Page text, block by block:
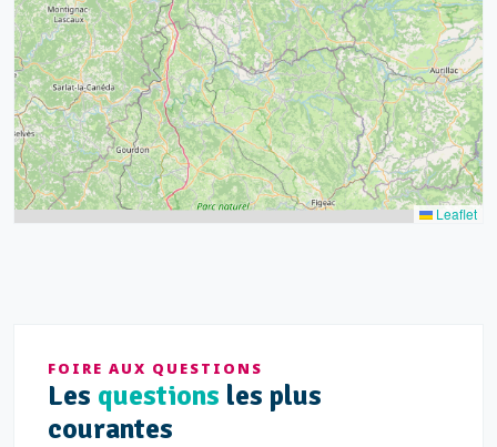
21
14
52 68
Leaflet
FOIRE AUX QUESTIONS
Les questions les plus
courantes